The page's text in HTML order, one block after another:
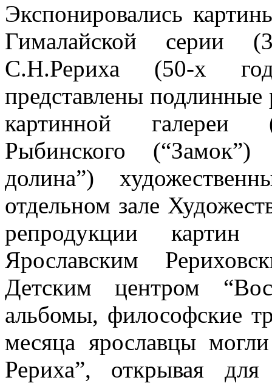
Экспонировались
Гималайской серии
С.Н.Рериха (50-х
представлены
картинной галереи
Рыбинского
долина”)
отдельном зале
репродукции картин
Ярославским
Детским центром
альбомы, философские
месяца ярославцы
Рериха”, открывая